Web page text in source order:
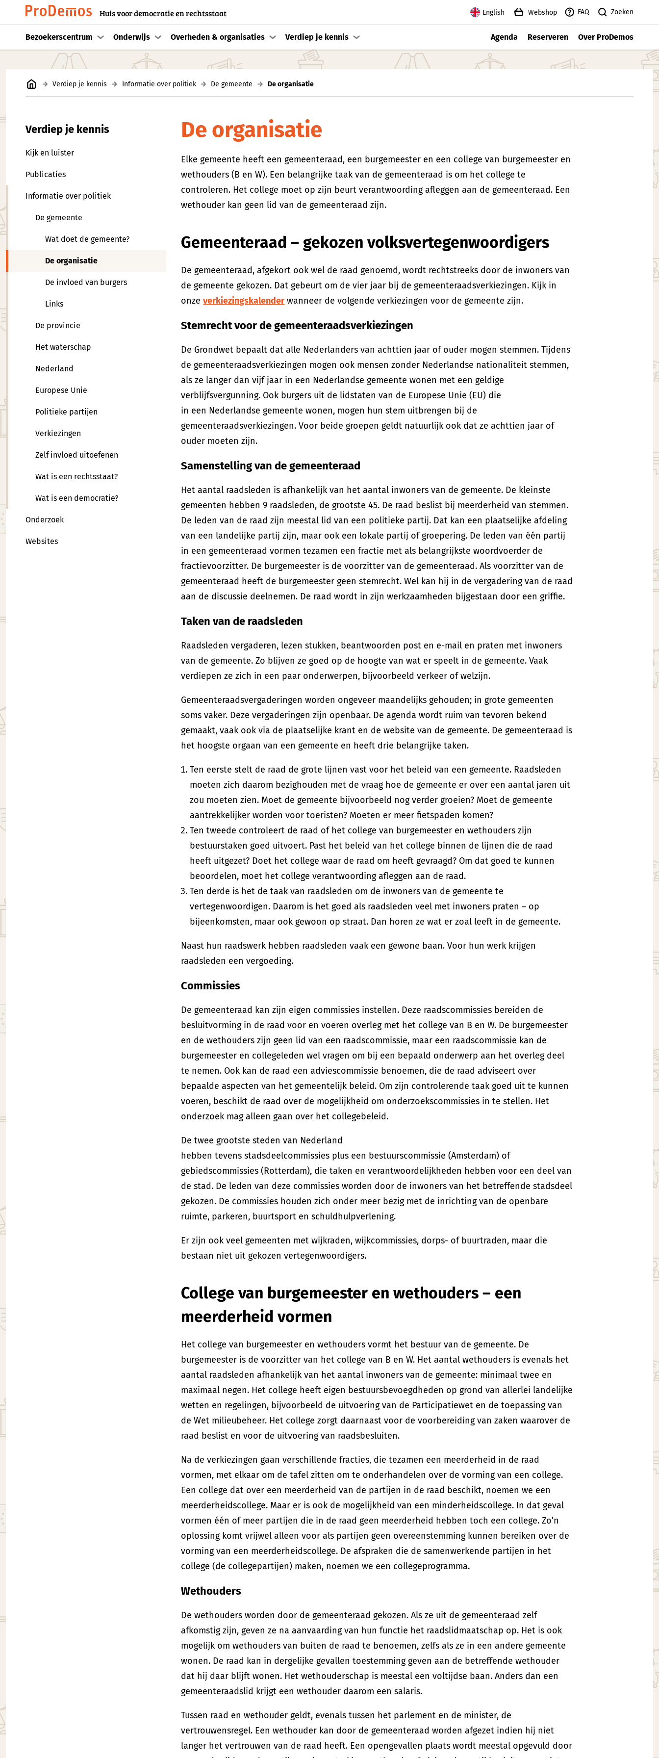
Huis voor democratie en rechtsstaat English Webshop FAQ Zoeken
Bezoekerscentrum Onderwijs Overheden & organisaties Verdiep je kennis Agenda Reserveren Over ProDemos
Verdiep je kennis Informatie over politiek De gemeente De organisatie
Verdiep je kennis
Kijk en luister
Publicaties
Informatie over politiek
De gemeente
Wat doet de gemeente?
De organisatie
De invloed van burgers
Links
De provincie
Het waterschap
Nederland
Europese Unie
Politieke partijen
Verkiezingen
Zelf invloed uitoefenen
Wat is een rechtsstaat?
Wat is een democratie?
Onderzoek
Websites
De organisatie
Elke gemeente heeft een gemeenteraad, een burgemeester en een college van burgemeester en
wethouders (B en W). Een belangrijke taak van de gemeenteraad is om het college te
controleren. Het college moet op zijn beurt verantwoording afleggen aan de gemeenteraad. Een
wethouder kan geen lid van de gemeenteraad zijn.
Gemeenteraad – gekozen volksvertegenwoordigers
De gemeenteraad, afgekort ook wel de raad genoemd, wordt rechtstreeks door de inwoners van
de gemeente gekozen. Dat gebeurt om de vier jaar bij de gemeenteraadsverkiezingen. Kijk in
onzeverkiezingskalenderwanneer de volgende verkiezingen voor de gemeente zijn.
Stemrecht voor de gemeenteraadsverkiezingen
De Grondwet bepaalt dat alle Nederlanders van achttien jaar of ouder mogen stemmen. Tijdens
de gemeenteraadsverkiezingen mogen ook mensen zonder Nederlandse nationaliteit stemmen,
als ze langer dan vijf jaar in een Nederlandse gemeente wonen met een geldige
verblijfsvergunning. Ook burgers uit de lidstaten van de Europese Unie (EU) die
in een Nederlandse gemeente wonen, mogen hun stem uitbrengen bij de
gemeenteraadsverkiezingen. Voor beide groepen geldt natuurlijk ook dat ze achttien jaar of
ouder moeten zijn.
Samenstelling van de gemeenteraad
Het aantal raadsleden is afhankelijk van het aantal inwoners van de gemeente. De kleinste
gemeenten hebben 9 raadsleden, de grootste 45. De raad beslist bij meerderheid van stemmen.
De leden van de raad zijn meestal lid van een politieke partij. Dat kan een plaatselijke afdeling
van een landelijke partij zijn, maar ook een lokale partij of groepering. De leden van één partij
in een gemeenteraad vormen tezamen een fractie met als belangrijkste woordvoerder de
fractievoorzitter. De burgemeester is de voorzitter van de gemeenteraad. Als voorzitter van de
gemeenteraad heeft de burgemeester geen stemrecht. Wel kan hij in de vergadering van de raad
aan de discussie deelnemen. De raad wordt in zijn werkzaamheden bijgestaan door een griffie.
Taken van de raadsleden
Raadsleden vergaderen, lezen stukken, beantwoorden post en e-mail en praten met inwoners
van de gemeente. Zo blijven ze goed op de hoogte van wat er speelt in de gemeente. Vaak
verdiepen ze zich in een paar onderwerpen, bijvoorbeeld verkeer of welzijn.
Gemeenteraadsvergaderingen worden ongeveer maandelijks gehouden; in grote gemeenten
soms vaker. Deze vergaderingen zijn openbaar. De agenda wordt ruim van tevoren bekend
gemaakt, vaak ook via de plaatselijke krant en de website van de gemeente. De gemeenteraad is
het hoogste orgaan van een gemeente en heeft drie belangrijke taken.
Ten eerste stelt de raad de grote lijnen vast voor het beleid van een gemeente. Raadsleden
moeten zich daarom bezighouden met de vraag hoe de gemeente er over een aantal jaren uit
zou moeten zien. Moet de gemeente bijvoorbeeld nog verder groeien? Moet de gemeente
aantrekkelijker worden voor toeristen? Moeten er meer fietspaden komen?
Ten tweede controleert de raad of het college van burgemeester en wethouders zijn
bestuurstaken goed uitvoert. Past het beleid van het college binnen de lijnen die de raad
heeft uitgezet? Doet het college waar de raad om heeft gevraagd? Om dat goed te kunnen
beoordelen, moet het college verantwoording afleggen aan de raad.
Ten derde is het de taak van raadsleden om de inwoners van de gemeente te
vertegenwoordigen. Daarom is het goed als raadsleden veel met inwoners praten – op
bijeenkomsten, maar ook gewoon op straat. Dan horen ze wat er zoal leeft in de gemeente.
Naast hun raadswerk hebben raadsleden vaak een gewone baan. Voor hun werk krijgen
raadsleden een vergoeding.
Commissies
De gemeenteraad kan zijn eigen commissies instellen. Deze raadscommissies bereiden de
besluitvorming in de raad voor en voeren overleg met het college van B en W. De burgemeester
en de wethouders zijn geen lid van een raadscommissie, maar een raadscommissie kan de
burgemeester en collegeleden wel vragen om bij een bepaald onderwerp aan het overleg deel
te nemen. Ook kan de raad een adviescommissie benoemen, die de raad adviseert over
bepaalde aspecten van het gemeentelijk beleid. Om zijn controlerende taak goed uit te kunnen
voeren, beschikt de raad over de mogelijkheid om onderzoekscommissies in te stellen. Het
onderzoek mag alleen gaan over het collegebeleid.
De twee grootste steden van Nederland
hebben tevens stadsdeelcommissies plus een bestuurscommissie (Amsterdam) of
gebiedscommissies (Rotterdam), die taken en verantwoordelijkheden hebben voor een deel van
de stad. De leden van deze commissies worden door de inwoners van het betreffende stadsdeel
gekozen. De commissies houden zich onder meer bezig met de inrichting van de openbare
ruimte, parkeren, buurtsport en schuldhulpverlening.
Er zijn ook veel gemeenten met wijkraden, wijkcommissies, dorps- of buurtraden, maar die
bestaan niet uit gekozen vertegenwoordigers.
College van burgemeester en wethouders – een
meerderheid vormen
Het college van burgemeester en wethouders vormt het bestuur van de gemeente. De
burgemeester is de voorzitter van het college van B en W. Het aantal wethouders is evenals het
aantal raadsleden afhankelijk van het aantal inwoners van de gemeente: minimaal twee en
maximaal negen. Het college heeft eigen bestuursbevoegdheden op grond van allerlei landelijke
wetten en regelingen, bijvoorbeeld de uitvoering van de Participatiewet en de toepassing van
de Wet milieubeheer. Het college zorgt daarnaast voor de voorbereiding van zaken waarover de
raad beslist en voor de uitvoering van raadsbesluiten.
Na de verkiezingen gaan verschillende fracties, die tezamen een meerderheid in de raad
vormen, met elkaar om de tafel zitten om te onderhandelen over de vorming van een college.
Een college dat over een meerderheid van de partijen in de raad beschikt, noemen we een
meerderheidscollege. Maar er is ook de mogelijkheid van een minderheidscollege. In dat geval
vormen één of meer partijen die in de raad geen meerderheid hebben toch een college. Zo’n
oplossing komt vrijwel alleen voor als partijen geen overeenstemming kunnen bereiken over de
vorming van een meerderheidscollege. De afspraken die de samenwerkende partijen in het
college (de collegepartijen) maken, noemen we een collegeprogramma.
Wethouders
De wethouders worden door de gemeenteraad gekozen. Als ze uit de gemeenteraad zelf
afkomstig zijn, geven ze na aanvaarding van hun functie het raadslidmaatschap op. Het is ook
mogelijk om wethouders van buiten de raad te benoemen, zelfs als ze in een andere gemeente
wonen. De raad kan in dergelijke gevallen toestemming geven aan de betreffende wethouder
dat hij daar blijft wonen. Het wethouderschap is meestal een voltijdse baan. Anders dan een
gemeenteraadslid krijgt een wethouder daarom een salaris.
Tussen raad en wethouder geldt, evenals tussen het parlement en de minister, de
vertrouwensregel. Een wethouder kan door de gemeenteraad worden afgezet indien hij niet
langer het vertrouwen van de raad heeft. Een opengevallen plaats wordt meestal opgevuld door